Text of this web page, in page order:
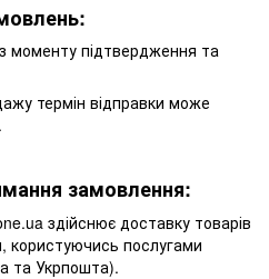
моменту підтвердження та
термін відправки може
замовлення:
здійснює доставку товарів
користуючись послугами
та Укрпошта).